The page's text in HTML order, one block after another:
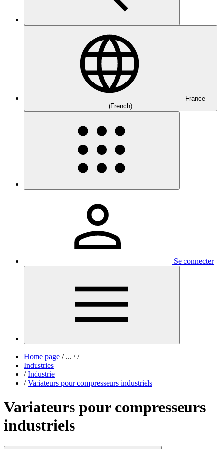
France
(French)
Se connecter
Home page /... / /
Industries
/ Industrie
/ Variateurs pour compresseurs industriels
Variateurs pour compresseurs
industriels